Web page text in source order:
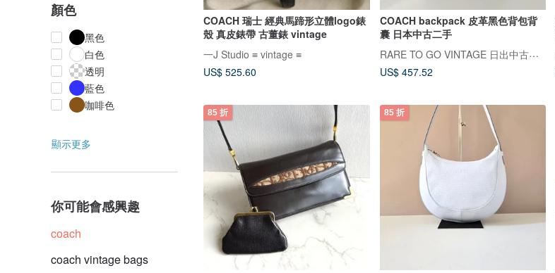
顏色
黑色
白色
透明
藍色
咖啡色
顯示更多
你可能會感興趣
coach
coach vintage bags
COACH 瑞士 經典馬蹄形立體logo錶
殼 真皮錶帶 古董錶 vintage
一J Studio ≡ vintage ≡
US$ 525.60
COACH backpack 皮革黑色背包背
囊 日本中古二手
RARE TO GO VINTAGE 日出中古研究所 | 中古名牌選品店
US$ 457.52
85 折 85 折